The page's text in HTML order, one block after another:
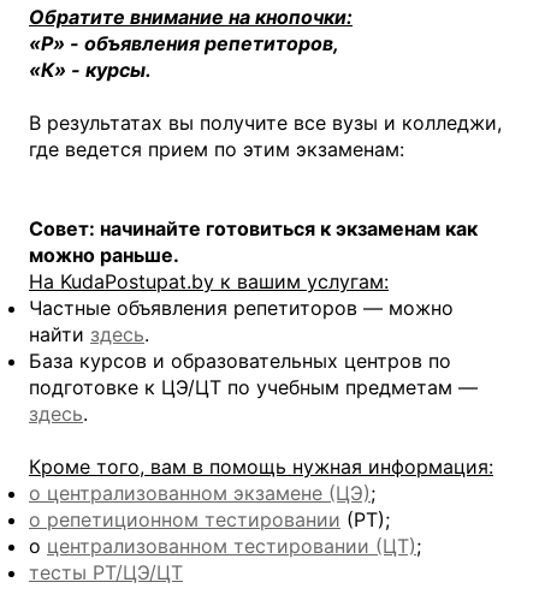
Обратите внимание на кнопочки:
«Р» - объявления репетиторов,
«К» - курсы.
В результатах вы получите все вузы и колледжи,
где ведется прием по этим экзаменам:
Совет: начинайте готовиться к экзаменам как
можно раньше.
На KudaPostupat.by к вашим услугам:
Частные объявления репетиторов — можно
найти здесь.
База курсов и образовательных центров по
подготовке к ЦЭ/ЦТ по учебным предметам —
здесь.
Кроме того, вам в помощь нужная информация:
о централизованном экзамене (ЦЭ);
о репетиционном тестировании (РТ);
о централизованном тестировании (ЦТ);
тесты РТ/ЦЭ/ЦТ